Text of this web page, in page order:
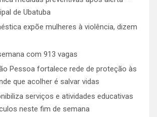
de Ubatuba
expõe mulheres à violência, dizem
com 913 vagas
Pessoa fortalece rede de proteção às
que acolher é salvar vidas
serviços e atividades educativas
neste fim de semana